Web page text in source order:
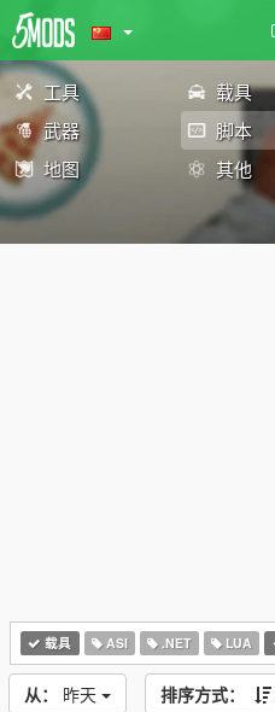
工具 载具
武器
脚本
地图
其他
载具 ASI .NET LUA
从： 昨天 排序方式：